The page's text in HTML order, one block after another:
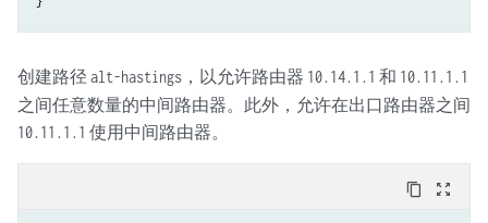
创建路径 alt-hastings ，以允许路由器 10.14.1.1 和 10.11.1.1
之间任意数量的中间路由器。此外，允许在出口路由器之间
10.11.1.1 使用中间路由器。
content_copy zoom_out_map